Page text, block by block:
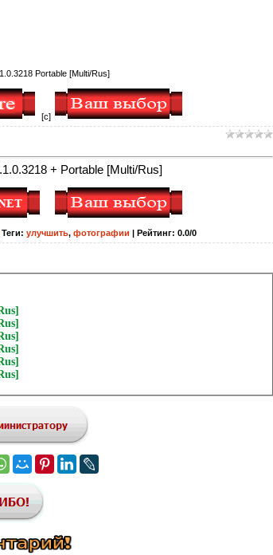
Portable [Multi/Rus]
[c]
+ Portable [Multi/Rus]
Теги: улучшить, фотографии Рейтинг: 0.0/0